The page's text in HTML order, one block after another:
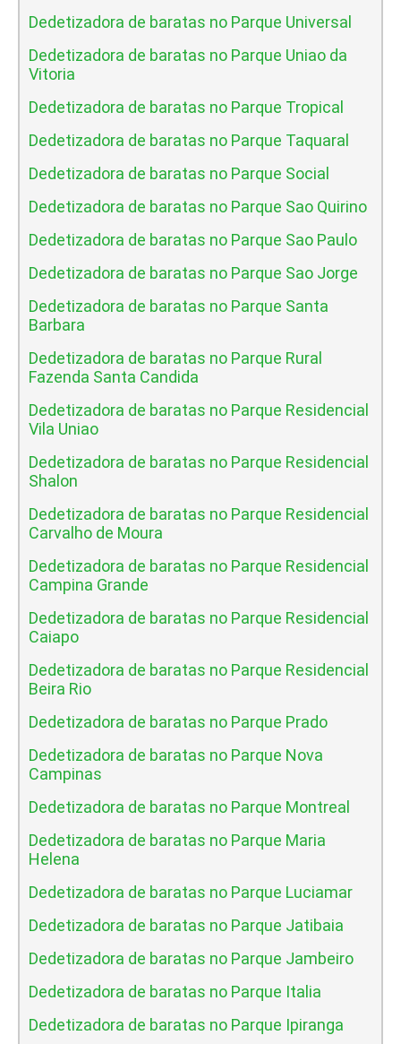
Dedetizadora de baratas no Parque Universal
Dedetizadora de baratas no Parque Uniao da
Vitoria
Dedetizadora de baratas no Parque Tropical
Dedetizadora de baratas no Parque Taquaral
Dedetizadora de baratas no Parque Social
Dedetizadora de baratas no Parque Sao Quirino
Dedetizadora de baratas no Parque Sao Paulo
Dedetizadora de baratas no Parque Sao Jorge
Dedetizadora de baratas no Parque Santa
Barbara
Dedetizadora de baratas no Parque Rural
Fazenda Santa Candida
Dedetizadora de baratas no Parque Residencial
Vila Uniao
Dedetizadora de baratas no Parque Residencial
Shalon
Dedetizadora de baratas no Parque Residencial
Carvalho de Moura
Dedetizadora de baratas no Parque Residencial
Campina Grande
Dedetizadora de baratas no Parque Residencial
Caiapo
Dedetizadora de baratas no Parque Residencial
Beira Rio
Dedetizadora de baratas no Parque Prado
Dedetizadora de baratas no Parque Nova
Campinas
Dedetizadora de baratas no Parque Montreal
Dedetizadora de baratas no Parque Maria
Helena
Dedetizadora de baratas no Parque Luciamar
Dedetizadora de baratas no Parque Jatibaia
Dedetizadora de baratas no Parque Jambeiro
Dedetizadora de baratas no Parque Italia
Dedetizadora de baratas no Parque Ipiranga